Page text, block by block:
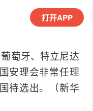
打开APP
萄牙、特立尼达
安理会非常任理
待选出。（新华